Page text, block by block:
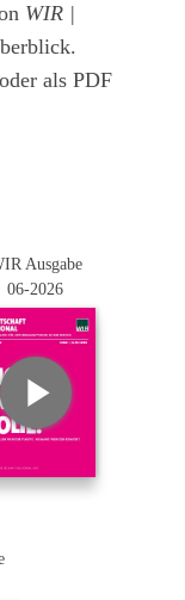
WIR |
als PDF
Ausgabe
06-2026